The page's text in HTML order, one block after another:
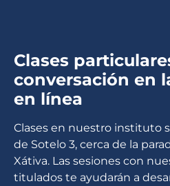
Clases
conversación en
en línea
Clases en nuestro instituto
de Sotelo 3, cerca de la
Xátiva. Las sesiones con
titulados te ayudarán a